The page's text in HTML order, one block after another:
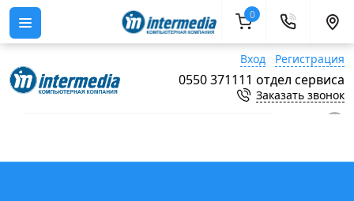
Вход Регистрация
0550 371111 отдел сервиса
Заказать звонок
0